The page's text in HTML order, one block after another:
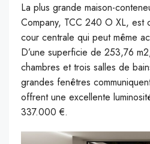
La plus grande maison-
Company, TCC 240 O XL, est
cour centrale qui peut même
D’une superficie de 253,76
chambres et trois salles de
grandes fenêtres
offrent une excellente
337.000 €.